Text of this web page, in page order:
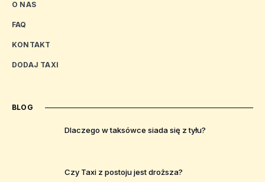
O NAS
FAQ
KONTAKT
DODAJ TAXI
BLOG
Dlaczego w taksówce siada się z tyłu?
Czy Taxi z postoju jest droższa?